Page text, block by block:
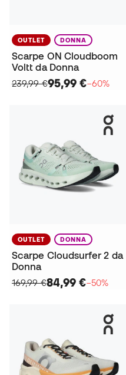
OUTLET DONNA
Scarpe ON Cloudboom
Voltt da Donna
239,99 €95,99 €−60%
OUTLET DONNA
Scarpe Cloudsurfer 2 da
Donna
169,99 €84,99 €−50%